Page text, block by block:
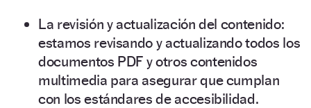
La revisión y actualización del contenido:
estamos revisando y actualizando todos los
documentos PDF y otros contenidos
multimedia para asegurar que cumplan
con los estándares de accesibilidad.